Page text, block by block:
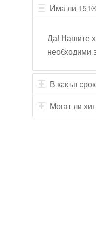
Има ли 151®
Да! Нашите
необходими
В какъв
Могат ли